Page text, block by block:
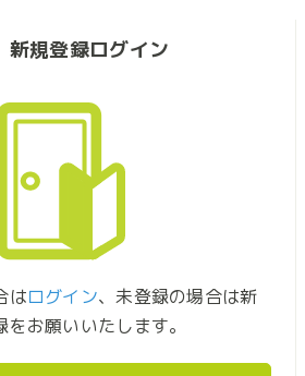
新規登録ログイン
はログイン、未登録の場合は新
お願いいたします。